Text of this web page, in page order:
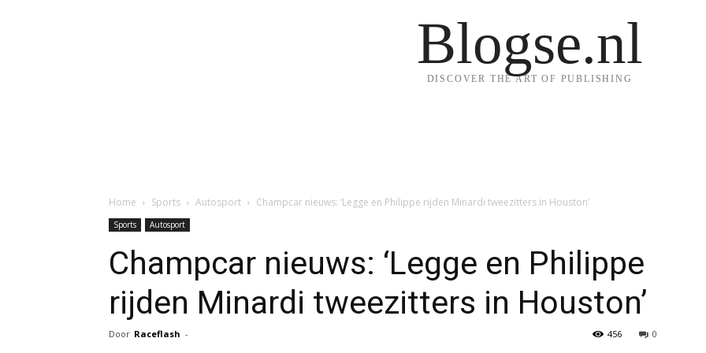
Blogse.nl
DISCOVER THE ART OF PUBLISHING
Home Sports Autosport Champcar nieuws: ‘Legge en Philippe rijden Minardi tweezitters in Houston’
Sports Autosport
Champcar nieuws: ‘Legge en Philippe
rijden Minardi tweezitters in Houston’
Door Raceflash - 0
456